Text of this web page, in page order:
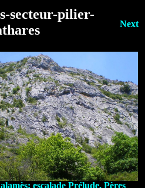
secteur-pilier-
Next
escalade Prélude, Pères